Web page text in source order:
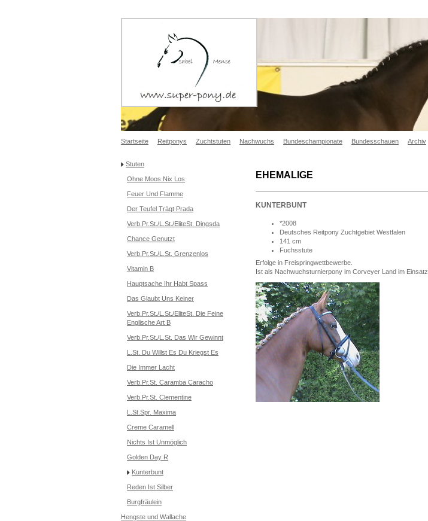
Startseite Reitponys Zuchtstuten Nachwuchs Bundeschampionate Bundesschauen Archiv
EHEMALIGE
KUNTERBUNT
*2008
Deutsches Reitpony Zuchtgebiet Westfalen
141 cm
Fuchsstute
Erfolge in Freispringwettbewerbe.
Ist als Nachwuchsturnierpony im Corveyer Land im Einsatz.
Stuten
Ohne Moos Nix Los
Feuer Und Flamme
Der Teufel Trägt Prada
Verb.Pr.St./L.St./EliteSt. Dingsda
Chance Genutzt
Verb.Pr.St./L.St. Grenzenlos
Vitamin B
Hauptsache Ihr Habt Spass
Das Glaubt Uns Keiner
Verb.Pr.St./L.St./EliteSt. Die Feine
Englische Art B
Verb.Pr.St./L.St. Das Wir Gewinnt
L.St. Du Willst Es Du Kriegst Es
Die Immer Lacht
Verb.Pr.St. Caramba Caracho
Verb.Pr.St. Clementine
L.St.Spr. Maxima
Creme Caramell
Nichts Ist Unmöglich
Golden Day R
Kunterbunt
Reden Ist Silber
Burgfräulein
Hengste und Wallache